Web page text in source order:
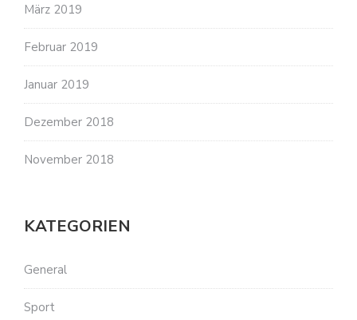
März 2019
Februar 2019
Januar 2019
Dezember 2018
November 2018
KATEGORIEN
General
Sport